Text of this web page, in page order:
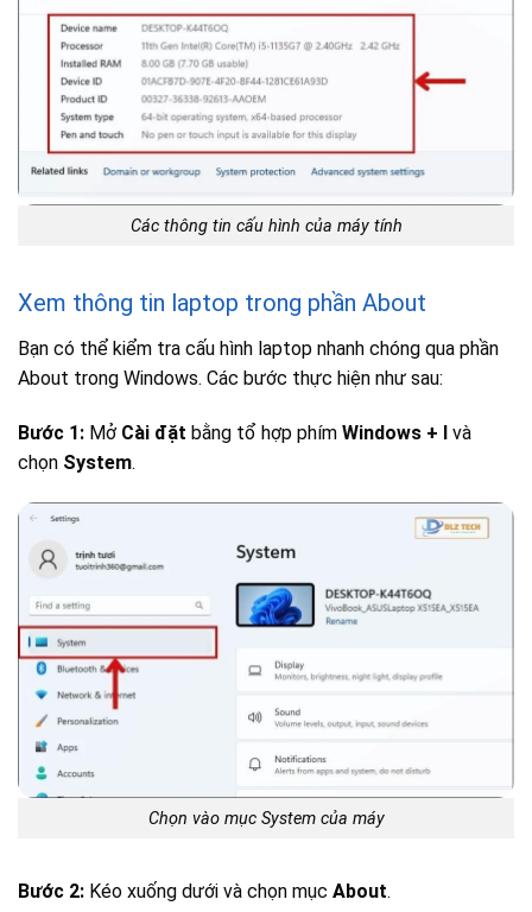
Các thông tin cấu hình của máy tính
Xem thông tin laptop trong phần About
Bạn có thể kiểm tra cấu hình laptop nhanh chóng qua phần
About trong Windows. Các bước thực hiện như sau:
Bước 1: Mở Cài đặt bằng tổ hợp phím Windows + I
và
chọn System.
Chọn vào mục System của máy
Bước 2: Kéo xuống dưới và chọn mục About.